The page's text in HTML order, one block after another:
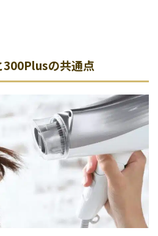
の共通点